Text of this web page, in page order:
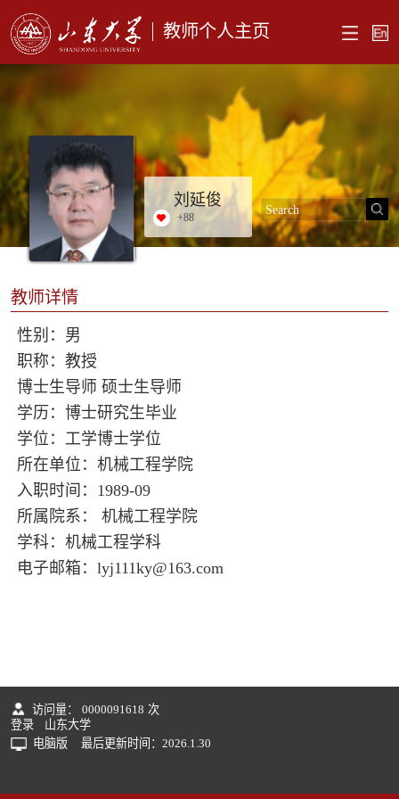
教师个人主页
刘延俊
+88
教师详情
性别：男
职称：教授
博士生导师 硕士生导师
学历：博士研究生毕业
学位：工学博士学位
所在单位：机械工程学院
入职时间：1989-09
所属院系： 机械工程学院
学科：机械工程学科
电子邮箱： lyj111ky@163.com
访问量： 0000091618 次
登录
山东大学
电脑版
最后更新时间： 2026.1.30